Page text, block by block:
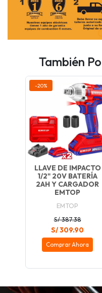
También
-20%
LLAVE DE IMPACTO
1/2" 20V BATERÍA
2AH Y CARGADOR
EMTOP
EMTOP
S/ 387.38
S/ 309.90
Comprar Ahora